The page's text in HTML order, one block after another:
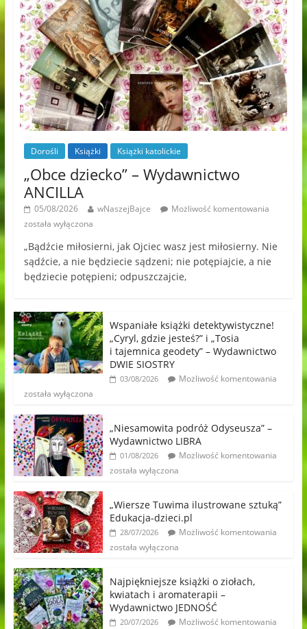
Dorośli Książki Książki katolickie
„Obce dziecko” – Wydawnictwo
ANCILLA
05/08/2026 wNaszejBajce
Możliwość komentowania
została wyłączona
„Bądźcie miłosierni, jak Ojciec wasz jest miłosierny. Nie
sądźcie, a nie będziecie sądzeni; nie potępiajcie, a nie
będziecie potępieni; odpuszczajcie,
Wspaniałe książki detektywistyczne!
„Cyryl, gdzie jesteś?” i „Tosia
i tajemnica geodety” – Wydawnictwo
DWIE SIOSTRY
03/08/2026
Możliwość komentowania
została wyłączona
„Niesamowita podróż Odyseusza” –
Wydawnictwo LIBRA
01/08/2026
Możliwość komentowania
została wyłączona
„Wiersze Tuwima ilustrowane sztuką”
Edukacja-dzieci.pl
28/07/2026
Możliwość komentowania
została wyłączona
Najpiękniejsze książki o ziołach,
kwiatach i aromaterapii –
Wydawnictwo JEDNOŚĆ
20/07/2026
Możliwość komentowania